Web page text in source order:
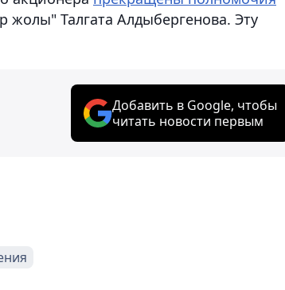
жолы" Талгата Алдыбергенова. Эту
Добавить в Google, чтобы
читать новости первым